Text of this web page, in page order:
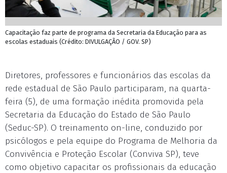
Capacitação faz parte de programa da Secretaria da Educação para as
escolas estaduais (Crédito: DIVULGAÇÃO / GOV. SP)
Diretores, professores e funcionários das escolas da
rede estadual de São Paulo participaram, na quarta-
feira (5), de uma formação inédita promovida pela
Secretaria da Educação do Estado de São Paulo
(Seduc-SP). O treinamento on-line, conduzido por
psicólogos e pela equipe do Programa de Melhoria da
Convivência e Proteção Escolar (Conviva SP), teve
como objetivo capacitar os profissionais da educação